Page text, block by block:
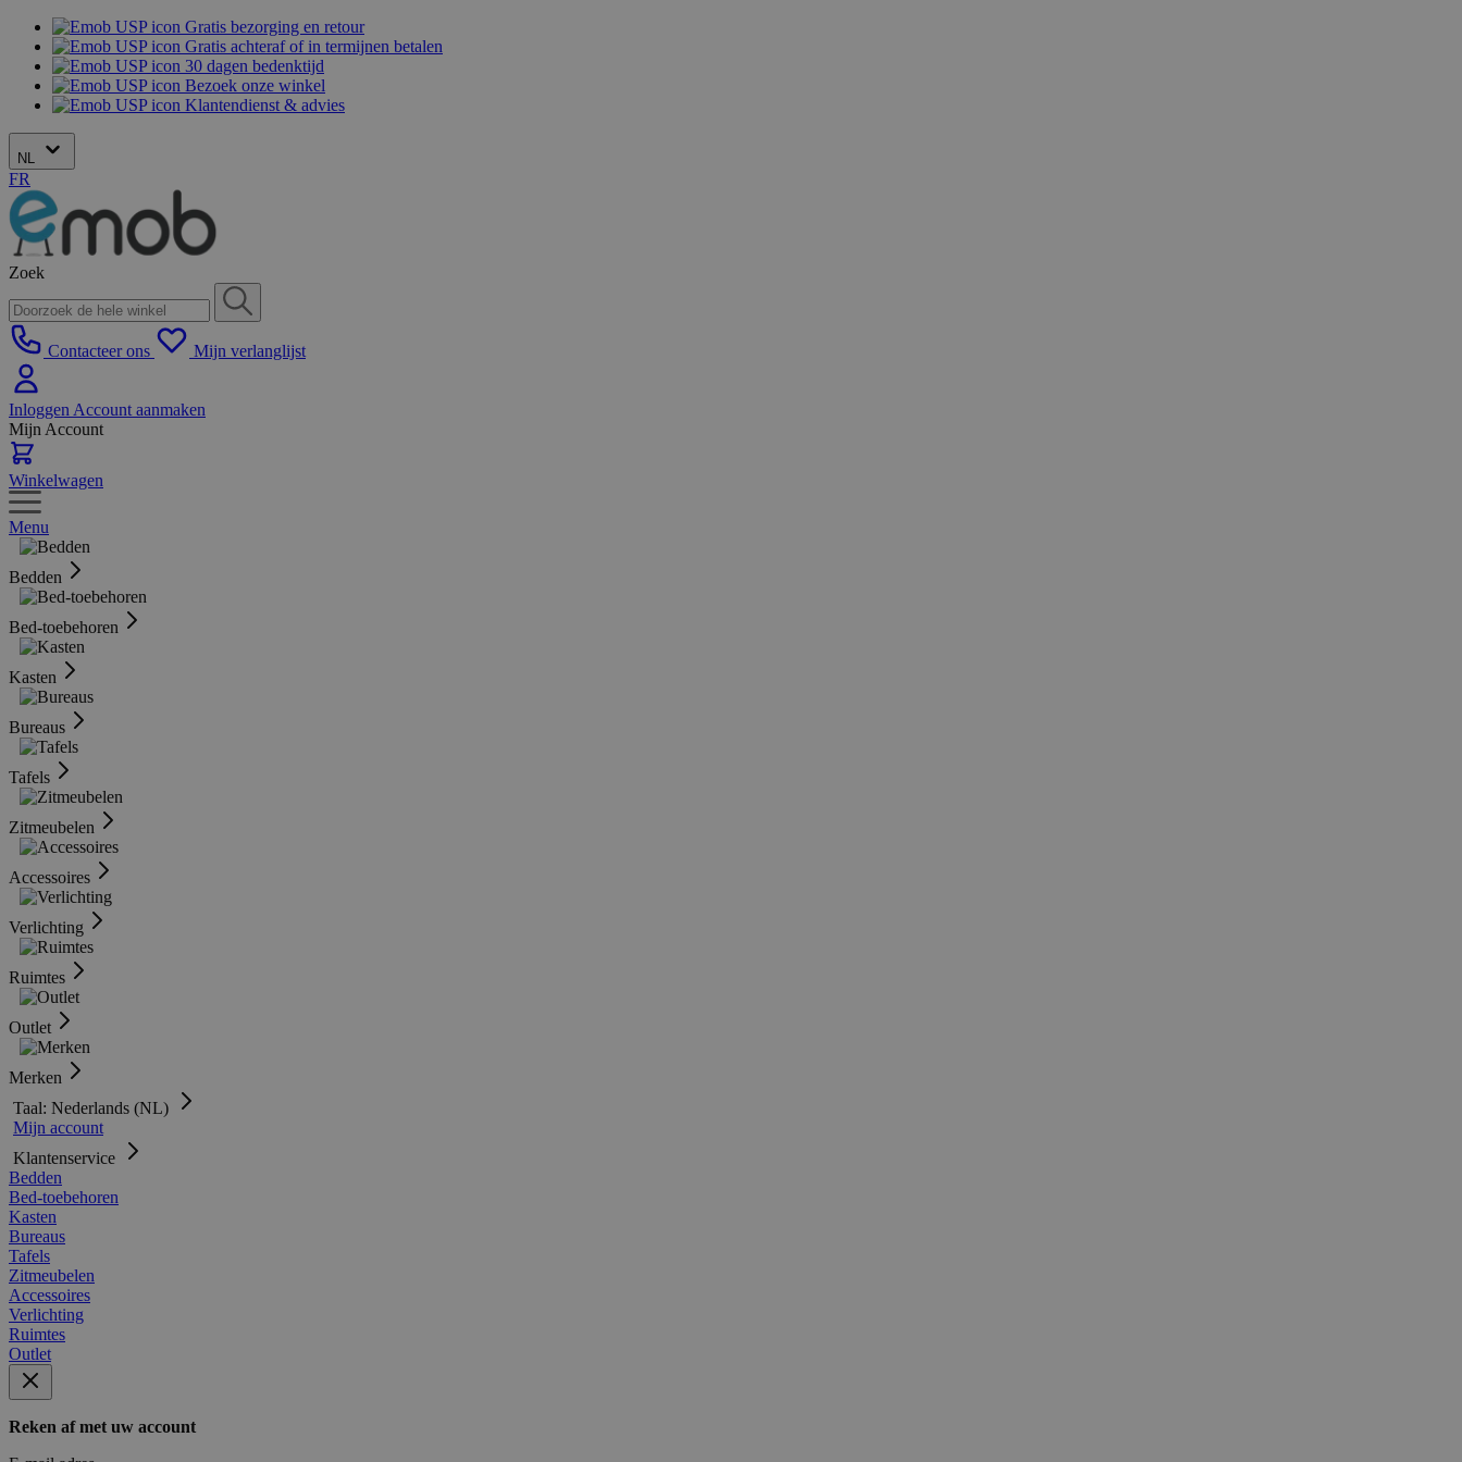
Gratis bezorging en retour
Gratis achteraf of in termijnen betalen
30 dagen bedenktijd
Bezoek onze winkel
Klantendienst & advies
NL
FR
Zoek
Contacteer ons Mijn verlanglijst
Inloggen Account aanmaken
Mijn Account
Winkelwagen
Menu
Bedden
Bed-toebehoren
Kasten
Bureaus
Tafels
Zitmeubelen
Accessoires
Verlichting
Ruimtes
Outlet
Merken
Taal: Nederlands (NL)
Mijn account
Klantenservice
Bedden
Bed-toebehoren
Kasten
Bureaus
Tafels
Zitmeubelen
Accessoires
Verlichting
Ruimtes
Outlet
Reken af met uw account